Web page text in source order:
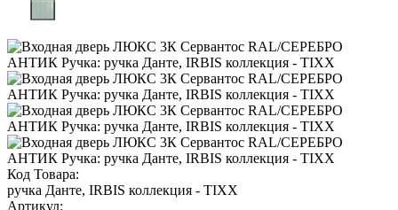
Код Товара:
ручка Данте, IRBIS коллекция - TIXX
Артикул: